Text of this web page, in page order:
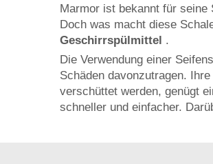
Marmor ist bekannt für seine
Doch was macht diese
Geschirrspülmittel .
Die Verwendung einer
Schäden davonzutragen.
verschüttet werden, genügt
schneller und einfacher.